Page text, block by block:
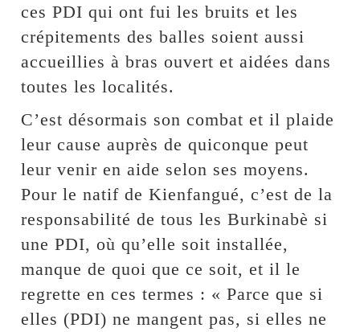
ces PDI qui ont fui les bruits et les
crépitements des balles soient aussi
accueillies à bras ouvert et aidées dans
toutes les localités.
C’est désormais son combat et il plaide
leur cause auprès de quiconque peut
leur venir en aide selon ses moyens.
Pour le natif de Kienfangué, c’est de la
responsabilité de tous les Burkinabè si
une PDI, où qu’elle soit installée,
manque de quoi que ce soit, et il le
regrette en ces termes : « Parce que si
elles (PDI) ne mangent pas, si elles ne